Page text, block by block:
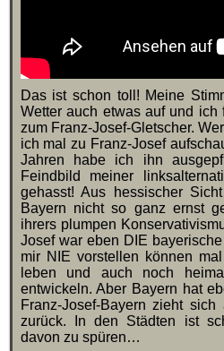
Das ist schon toll! Meine
Wetter auch etwas auf und
zum Franz-Josef-Gletscher.
ich mal zu Franz-Josef
Jahren habe ich ihn
Feindbild meiner
gehasst! Aus hessischer
Bayern nicht so ganz ernst
ihrers plumpen
Josef war eben DIE
mir NIE vorstellen können
leben und auch noch
entwickeln. Aber Bayern hat
Franz-Josef-Bayern zieht
zurück. In den Städten ist
davon zu spüren…